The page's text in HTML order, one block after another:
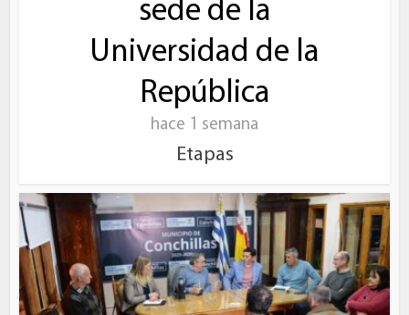
sede de la
Universidad de la
República
hace 1 semana
Etapas